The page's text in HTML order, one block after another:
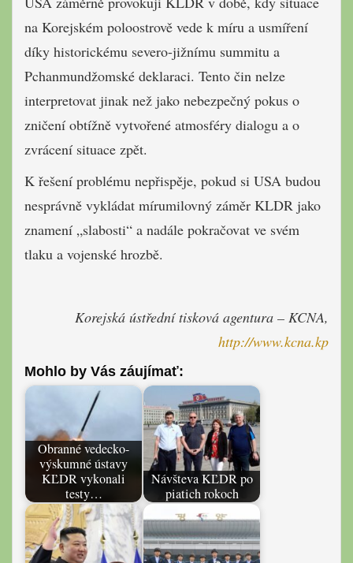
na Korejském poloostrově vede k míru a usmíření
díky historickému severo-jižnímu summitu a
Pchanmundžomské deklaraci. Tento čin nelze
interpretovat jinak než jako nebezpečný pokus o
zničení obtížně vytvořené atmosféry dialogu a o
zvrácení situace zpět.
K řešení problému nepřispěje, pokud si USA budou
nesprávně vykládat mírumilovný záměr KLDR jako
znamení „slabosti“ a nadále pokračovat ve svém
tlaku a vojenské hrozbě.
Korejská ústřední tisková agentura – KCNA,
http://www.kcna.kp
Mohlo by Vás záujímať:
Obranné vedecko-
výskumné ústavy
KĽDR vykonali
testy…
Návšteva KĽDR po
piatich rokoch